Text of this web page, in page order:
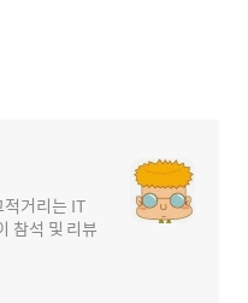
거리는 IT
참석 및 리뷰